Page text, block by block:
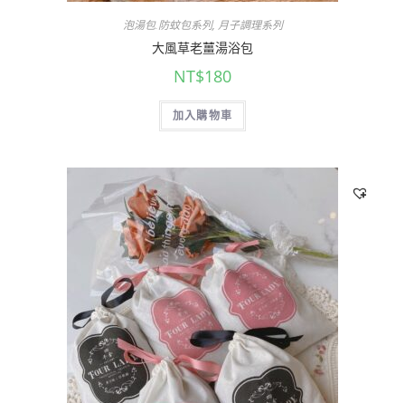
泡湯包.防蚊包系列, 月子調理系列
大風草老薑湯浴包
NT$180
加入購物車